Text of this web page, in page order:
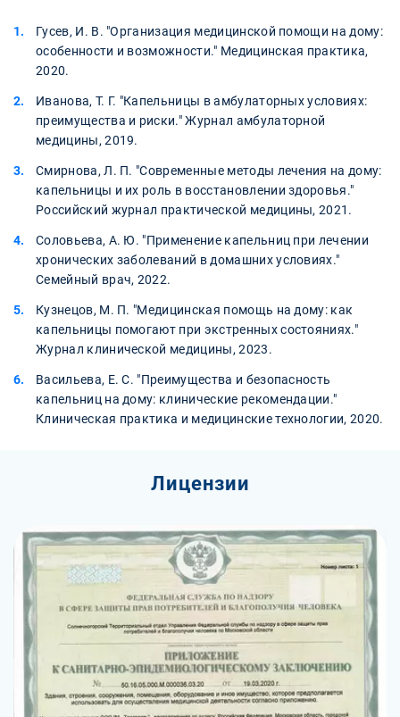
Гусев, И. В. "Организация медицинской помощи на дому:
особенности и возможности." Медицинская практика,
2020.
Иванова, Т. Г. "Капельницы в амбулаторных условиях:
преимущества и риски." Журнал амбулаторной
медицины, 2019.
Смирнова, Л. П. "Современные методы лечения на дому:
капельницы и их роль в восстановлении здоровья."
Российский журнал практической медицины, 2021.
Соловьева, А. Ю. "Применение капельниц при лечении
хронических заболеваний в домашних условиях."
Семейный врач, 2022.
Кузнецов, М. П. "Медицинская помощь на дому: как
капельницы помогают при экстренных состояниях."
Журнал клинической медицины, 2023.
Васильева, Е. С. "Преимущества и безопасность
капельниц на дому: клинические рекомендации."
Клиническая практика и медицинские технологии, 2020.
Лицензии